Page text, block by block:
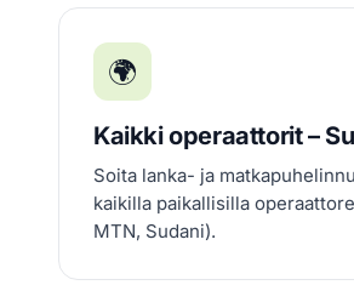
🌍
Kaikki operaattorit –
Soita lanka- ja
kaikilla paikallisilla
MTN, Sudani).